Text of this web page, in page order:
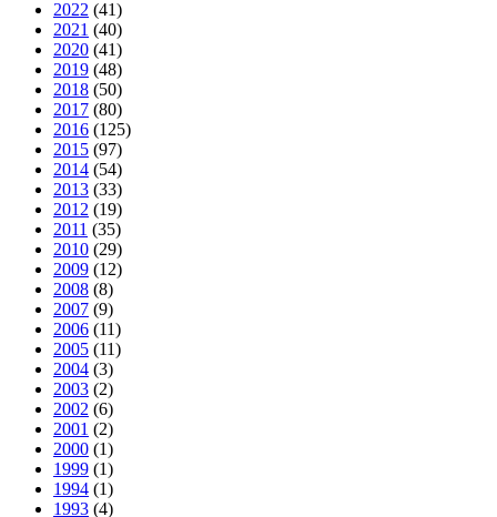
2022 (41)
2021 (40)
2020 (41)
2019 (48)
2018 (50)
2017 (80)
2016 (125)
2015 (97)
2014 (54)
2013 (33)
2012 (19)
2011 (35)
2010 (29)
2009 (12)
2008 (8)
2007 (9)
2006 (11)
2005 (11)
2004 (3)
2003 (2)
2002 (6)
2001 (2)
2000 (1)
1999 (1)
1994 (1)
1993 (4)